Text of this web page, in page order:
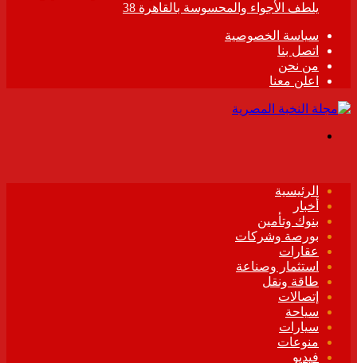
يلطف الأجواء والمحسوسة بالقاهرة 38
سياسة الخصوصية
اتصل بنا
من نحن
اعلن معنا
الرئيسية
أخبار
بنوك وتأمين
بورصة وشركات
عقارات
استثمار وصناعة
طاقة ونقل
إتصالات
سياحة
سيارات
منوعات
فيديو